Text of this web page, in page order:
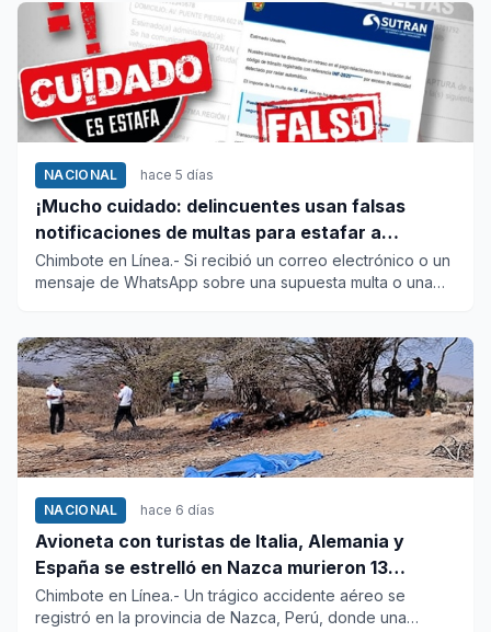
NACIONAL hace 5 días
¡Mucho cuidado: delincuentes usan falsas
notificaciones de multas para estafar a
conductores!
Chimbote en Línea.- Si recibió un correo electrónico o un
mensaje de WhatsApp sobre una supuesta multa o una
NACIONAL hace 6 días
Avioneta con turistas de Italia, Alemania y
España se estrelló en Nazca murieron 13
personas
Chimbote en Línea.- Un trágico accidente aéreo se
registró en la provincia de Nazca, Perú, donde una